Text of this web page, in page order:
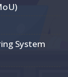
System